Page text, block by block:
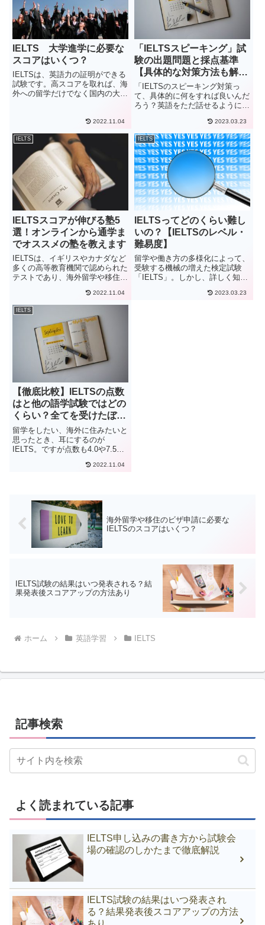
IELTS 大学進学に必要な
スコアはいくつ？
IELTSは、英語力の証明ができる
試験です。高スコアを取れば、海
外への留学だけでなく国内の大学
の進学に必要なIELTSのスコアに
ついて解説します。留学に必要な
IELTSのスコアはど...
2022.11.04
「IELTSスピーキング」試
験の出題問題と採点基準
【具体的な対策方法も解
説】
「IELTSのスピーキング対策っ
て、具体的に何をすれば良いんだ
ろう？英語をただ話せるようにな
どんな問題が出るのか詳しく知り
たいです」本記事はこういった悩
みに答えていきます。IELTSのス
ピーキング試験では、日常...
2023.03.23
IELTS
IELTSスコアが伸びる塾5
選！オンラインから通学ま
でオススメの塾を教えます
IELTSは、イギリスやカナダなど
多くの高等教育機関で認められた
テストであり、海外留学や移住の
ます。IELTSの試験内容は、「難
しくて英検準1級以上の実力が必
要と感じた」いう口コミが出回る
ほど、難易度の高い試験...
2022.11.04
IELTS
IELTSってどのくらい難し
いの？【IELTSのレベル・
難易度】
留学や働き方の多様化によって、
受験する機械の増えた検定試験
「IELTS」。しかし、詳しく知ら
か？この記事では、IELTSの難易
2023.03.23
IELTS
【徹底比較】IELTSの点数
はと他の語学試験ではどの
くらい？全てを受けたぼく
が比較
留学をしたい、海外に住みたいと
思ったとき、耳にするのが
IELTS。ですが点数も4.0や7.5と
くらいの点数を目指せるのかがわ
2022.11.04
海外留学や移住のビザ申請に必要な
IELTSのスコアはいくつ？
IELTS試験の結果はいつ発表される？結
果発表後スコアアップの方法あり
ホーム 英語学習 IELTS
記事検索
よく読まれている記事
IELTS申し込みの書き方から試験会
場の確認のしかたまで徹底解説
IELTS試験の結果はいつ発表され
る？結果発表後スコアアップの方法